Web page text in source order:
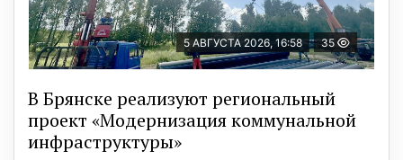
5 АВГУСТА 2026, 16:58 35
В Брянске реализуют региональный
проект «Модернизация коммунальной
инфраструктуры»